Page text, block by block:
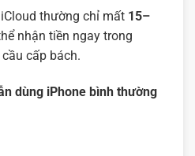
thường chỉ mất 15–
nhận tiền ngay trong
cấp bách.
dùng iPhone bình thường